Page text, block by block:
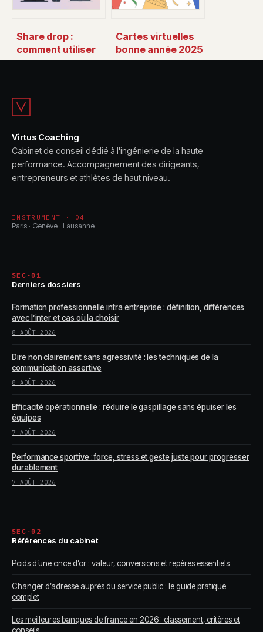
Share drop :
comment utiliser
ce service de
Cartes virtuelles
bonne année 2025
: modèles, textes
Virtus Coaching
Cabinet de conseil dédié à l'ingénierie de la haute
performance. Accompagnement des dirigeants,
entrepreneurs et athlètes de haut niveau.
INSTRUMENT · 04
Paris · Genève · Lausanne
SEC-01
Derniers dossiers
Formation professionnelle intra entreprise : définition, différences
avec l’inter et cas où la choisir
8 AOÛT 2026
Dire non clairement sans agressivité : les techniques de la
communication assertive
8 AOÛT 2026
Efficacité opérationnelle : réduire le gaspillage sans épuiser les
équipes
7 AOÛT 2026
Performance sportive : force, stress et geste juste pour progresser
durablement
7 AOÛT 2026
SEC-02
Références du cabinet
Poids d’une once d’or : valeur, conversions et repères essentiels
Changer d’adresse auprès du service public : le guide pratique
complet
Les meilleures banques de france en 2026 : classement, critères et